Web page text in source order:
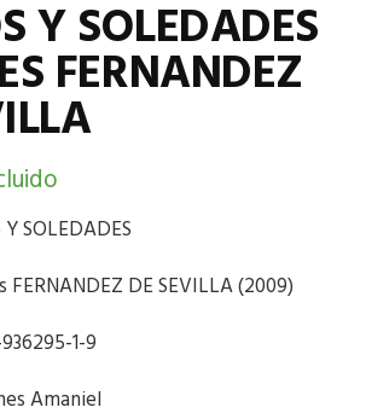
Y SOLEDADES
FERNANDEZ
Y SOLEDADES
FERNANDEZ DE SEVILLA (2009)
1-9
Amaniel